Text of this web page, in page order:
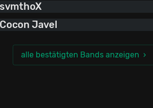
svmthoX
Cocon Javel
alle bestätigten Bands anzeigen